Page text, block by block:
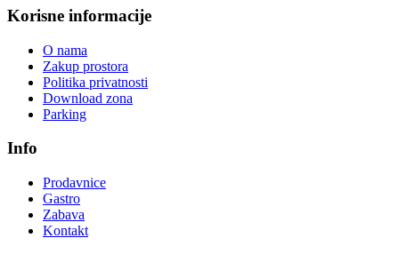
Korisne informacije
O nama
Zakup prostora
Politika privatnosti
Download zona
Parking
Info
Prodavnice
Gastro
Zabava
Kontakt